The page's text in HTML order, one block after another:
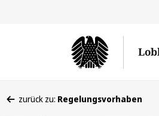
befinden
zurück zu: Regelungsvorhaben